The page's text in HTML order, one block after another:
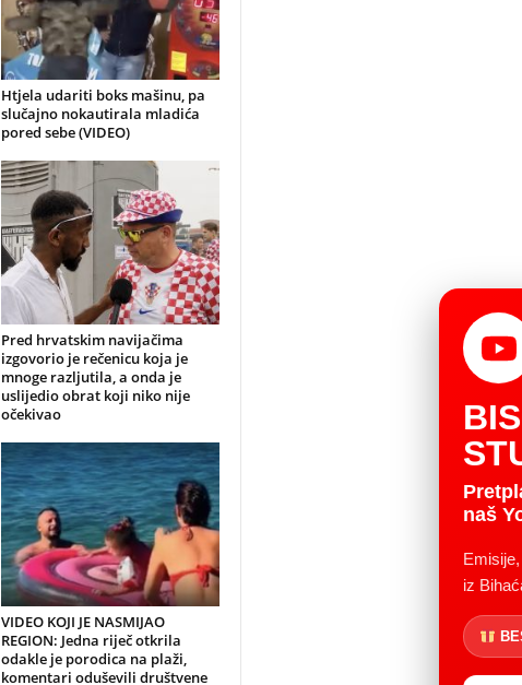
Htjela udariti boks mašinu, pa
slučajno nokautirala mladića
pored sebe (VIDEO)
Pred hrvatskim navijačima
izgovorio je rečenicu koja je
mnoge razljutila, a onda je
uslijedio obrat koji niko nije
očekivao
VIDEO KOJI JE NASMIJAO
REGION: Jedna riječ otkrila
odakle je porodica na plaži,
komentari oduševili društvene
naš
iz